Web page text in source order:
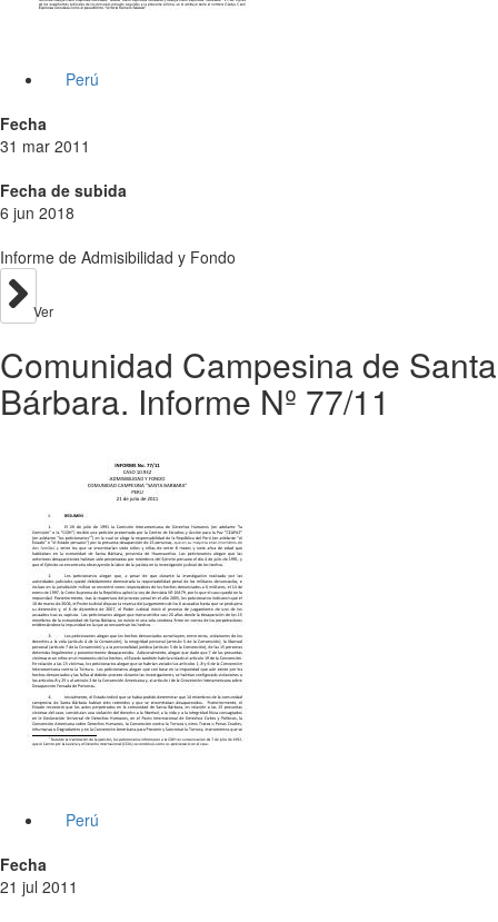
Perú
Fecha
31 mar 2011
Fecha de subida
6 jun 2018
Informe de Admisibilidad y Fondo
Ver
Comunidad Campesina de Santa
Bárbara. Informe Nº 77/11
Perú
Fecha
21 jul 2011